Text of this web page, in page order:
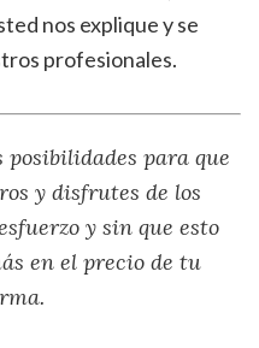
nos explique y se
profesionales.
para que
y disfrutes de los
y sin que esto
en el precio de tu